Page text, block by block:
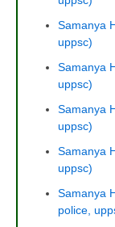
Samanya
uppsc)
Samanya
uppsc)
Samanya
uppsc)
Samanya
uppsc)
Samanya
police,